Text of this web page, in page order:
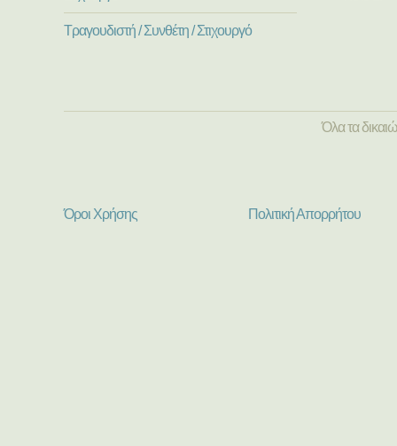
Τραγουδιστή / Συνθέτη / Στιχουργό
Όλα τα
Όροι Χρήσης Πολιτική Απορρήτου